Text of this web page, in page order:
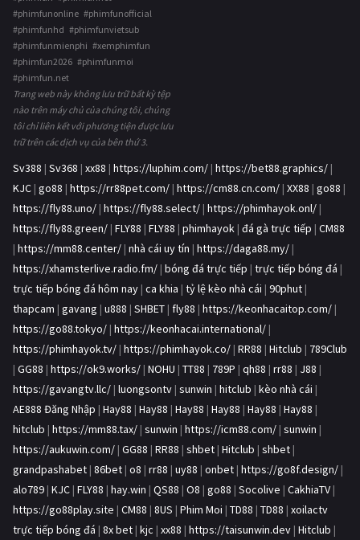
#phimfunonline #phimfunofficial
#phimfunhd #phimfunvietsub
#phimfunmienphi #xemphimfun
#phimfun2026 #phimfunmoi
#phimfun.net
Trang web này không lưu trữ bất kỳ tệp
nào trên máy chủ của chúng tôi, chúng
tôi chỉ liên kết với phương tiện được lưu
trữ trên các dịch vụ của bên thứ 3.
Sv388 | Sv368 | xx88 | https://luphim.com/ | https://bet88.graphics/ |
KJC | go88 | https://rr88pet.com/ | https://cm88.cn.com/ | XX88 | go88 |
https://fly88.uno/ | https://fly88.select/ | https://phimhayok.onl/ |
https://fly88.green/ | FLY88 | FLY88 | phimhayok | đá gà trực tiếp | CM88
| https://mm88.center/ | nhà cái uy tín | https://daga88.my/ |
https://xhamsterlive.radio.fm/ | bóng đá trực tiếp | trực tiếp bóng đá |
trực tiếp bóng đá hôm nay | ca khia | tỷ lệ kèo nhà cái | 90phut |
thapcam | gavang | u888 | SHBET | fly88 | https://keonhacaitop.com/ |
https://go88.tokyo/ | https://keonhacai.international/ |
https://phimhayok.tv/ | https://phimhayok.co/ | RR88 | Hitclub | 789Club
| GG88 | https://ok9.works/ | NOHU | TT88 | 789P | qh88 | rr88 | J88 |
https://gavangtv.llc/ | luongsontv | sunwin | hitclub | kèo nhà cái |
AE888 Đăng Nhập | Hay88 | Hay88 | Hay88 | Hay88 | Hay88 | Hay88 |
hitclub | https://mm88.tax/ | sunwin | https://icm88.com/ | sunwin |
https://aukuwin.com/ | GG88 | RR88 | shbet | Hitclub | shbet |
grandpashabet | 86bet | o8 | rr88 | uy88 | onbet | https://go8f.design/ |
alo789 | KJC | FLY88 | hay.win | QS88 | O8 | go88 | Socolive | CakhiaTV |
https://go88play.site | CM88 | 8US | Phim Moi | TD88 | TD88 | xoilactv
trực tiếp bóng đá | 8x bet | kjc | xx88 | https://taisunwin.dev | Hitclub |